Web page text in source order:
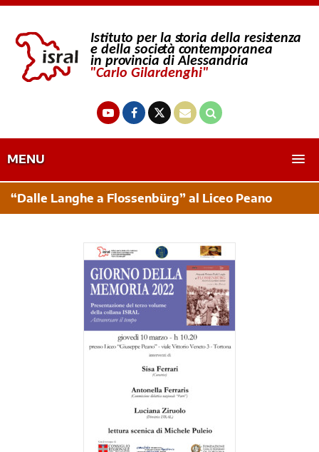
MENU
“Dalle Langhe a Flossenbürg” al Liceo Peano